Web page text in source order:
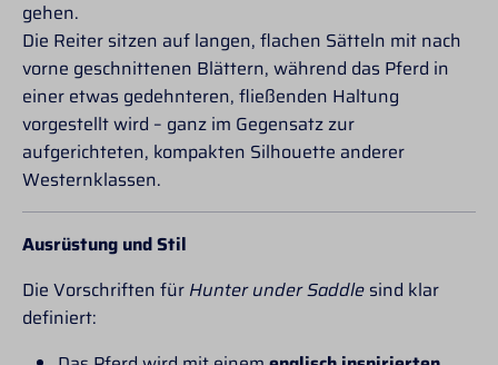
der Lammfellmondgurt
der PT-Lammfell Line
geeignet? Wir
empfehlen diesen
Sattelgurt besonders
für Pferde die im
Gurtbereich empfindlich
sind. Außerdem für
Pferde die eine geringe
sich die geraden
ausgebeulen. Was ist
an Lammfell so
besonders? Die
positiven Eigenschaften
gehen.
Die Reiter sitzen auf langen, flachen Sätteln mit nach
vorne geschnittenen Blättern, während das Pferd in
einer etwas gedehnteren, fließenden Haltung
vorgestellt wird – ganz im Gegensatz zur
aufgerichteten, kompakten Silhouette anderer
Westernklassen.
Ausrüstung und Stil
Die Vorschriften für Hunter under Saddle sind klar
definiert: